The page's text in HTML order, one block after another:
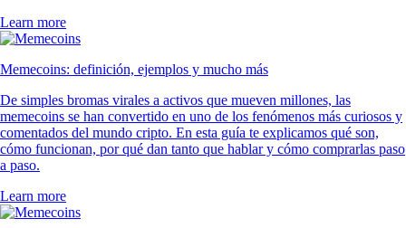
Learn more
Memecoins: definición, ejemplos y mucho más
De simples bromas virales a activos que mueven millones, las
memecoins se han convertido en uno de los fenómenos más curiosos y
comentados del mundo cripto. En esta guía te explicamos qué son,
cómo funcionan, por qué dan tanto que hablar y cómo comprarlas paso
a paso.
Learn more